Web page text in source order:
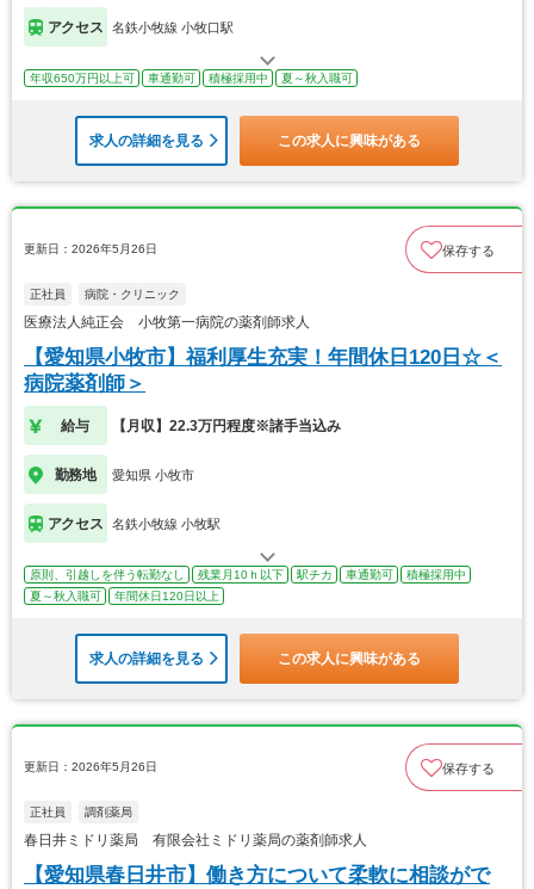
アクセス 名鉄小牧線 小牧口駅
年収650万円以上可 車通勤可 積極採用中 夏～秋入職可
求人の詳細を見る この求人に興味がある
更新日：2026年5月26日 保存する
正社員 病院・クリニック
医療法人純正会 小牧第一病院の薬剤師求人
【愛知県小牧市】福利厚生充実！年間休日120日☆＜
病院薬剤師＞
給与 【月収】22.3万円程度※諸手当込み
勤務地 愛知県 小牧市
アクセス 名鉄小牧線 小牧駅
原則、引越しを伴う転勤なし 残業月10ｈ以下 駅チカ 車通勤可
積極採用中
夏～秋入職可
年間休日120日以上
求人の詳細を見る この求人に興味がある
更新日：2026年5月26日 保存する
正社員 調剤薬局
春日井ミドリ薬局 有限会社ミドリ薬局の薬剤師求人
【愛知県春日井市】働き方について柔軟に相談がで